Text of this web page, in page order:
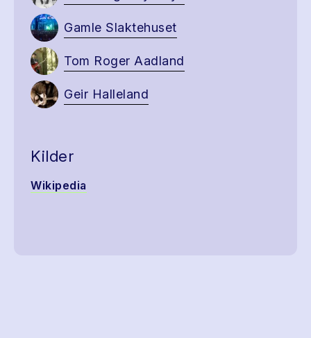
Gamle Slaktehuset
Tom Roger Aadland
Geir Halleland
Kilder
Wikipedia